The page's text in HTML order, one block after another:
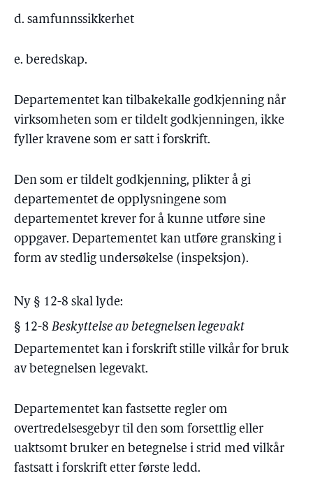
d. samfunnssikkerhet
e. beredskap.
Departementet kan tilbakekalle godkjenning når
virksomheten som er tildelt godkjenningen, ikke
fyller kravene som er satt i forskrift.
Den som er tildelt godkjenning, plikter å gi
departementet de opplysningene som
departementet krever for å kunne utføre sine
oppgaver. Departementet kan utføre gransking i
form av stedlig undersøkelse (inspeksjon).
Ny § 12-8 skal lyde:
§ 12-8 Beskyttelse av betegnelsen legevakt
Departementet kan i forskrift stille vilkår for bruk
av betegnelsen legevakt.
Departementet kan fastsette regler om
overtredelsesgebyr til den som forsettlig eller
uaktsomt bruker en betegnelse i strid med vilkår
fastsatt i forskrift etter første ledd.